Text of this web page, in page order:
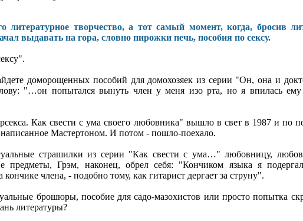
литературное творчество, а тот самый момент, когда, бросив
выдавать на гора, словно пирожки печь, пособия по сексу.
доморощенных пособий для домохозяек из серии "Он, она и
"…он попытался вынуть член у меня изо рта, но я впилась
Как свести с ума своего любовника" вышло в свет в 1987 и по
Мастертоном. И потом - пошло-поехало.
страшилки из серии "Как свести с ума…" любовницу,
предметы, Грэм, наконец, обрел себя: "Кончиком языка я
члена, - подобно тому, как гитарист дергает за струну".
брошюры, пособие для садо-мазохистов или просто попытка
литературы?